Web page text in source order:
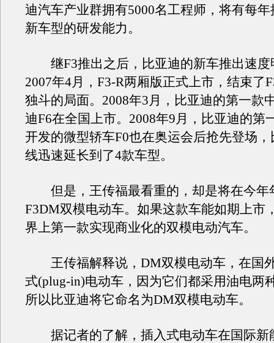
迪汽车产业群拥有5000名工程师，将有每
新车型的研发能力。
继F3推出之后，比亚迪的新车推出速度
2007年4月，F3-R两厢版正式上市，结束了
独斗的局面。2008年3月，比亚迪的第一款
迪F6在全国上市。2008年9月，比亚迪的第
开发的微型轿车F0也在奥运会后抢先登场
线迅速延长到了4款车型。
但是，王传福最看重的，却是将在今年
F3DM双模电动车。如果这款车能如期上市
界上第一款实现商业化的双模电动汽车。
王传福解释说，DM双模电动车，在国
式(plug-in)电动车，因为它们都采用油电两
所以比亚迪将它命名为DM双模电动车。
据记者的了解，插入式电动车在国际新